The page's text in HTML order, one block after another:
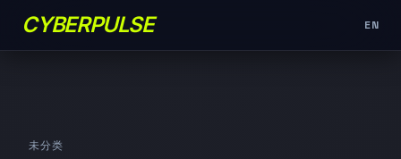
CYBERPULSE EN
未分类